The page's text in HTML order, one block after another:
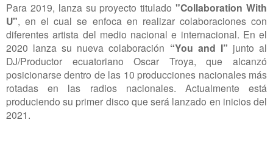
Para 2019, lanza su proyecto titulado"Collaboration With
U", en el cual se enfoca en realizar colaboraciones con
diferentes artista del medio nacional e internacional. En el
2020 lanza su nueva colaboración “You and I” junto al
DJ/Productor ecuatoriano Oscar Troya, que alcanzó
posicionarse dentro de las 10 producciones nacionales más
rotadas en las radios nacionales. Actualmente está
produciendo su primer disco que será lanzado en inicios del
2021.